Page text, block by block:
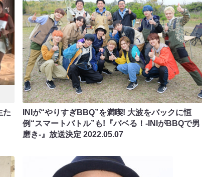
た
INIが“やりすぎBBQ”を満喫! 大波をバックに恒
例“スマートバトル”も!『バベる！-INIがBBQで男
磨き-』放送決定2022.05.07